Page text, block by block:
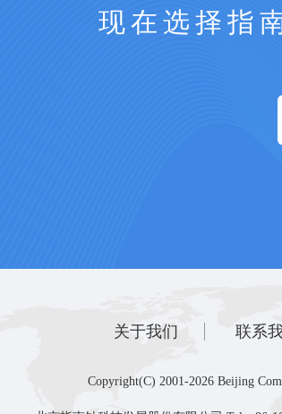
现在选择指
关于我们 联系
Copyright(C) 2001-2026 Beijing